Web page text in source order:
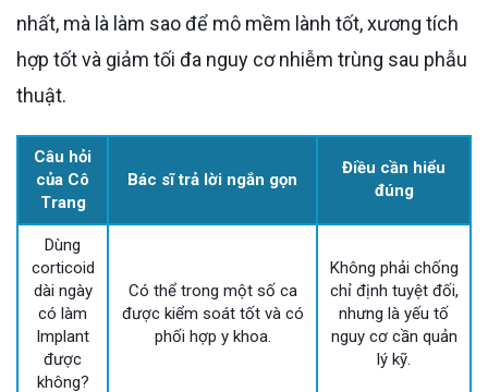
nhất, mà là làm sao để mô mềm lành tốt, xương tích
hợp tốt và giảm tối đa nguy cơ nhiễm trùng sau phẫu
thuật.
Câu hỏi
của Cô
Trang
Bác sĩ trả lời ngắn gọn
Điều cần hiểu
đúng
Dùng
corticoid
dài ngày
có làm
Implant
được
không?
Có thể trong một số ca
được kiểm soát tốt và có
phối hợp y khoa.
Không phải chống
chỉ định tuyệt đối,
nhưng là yếu tố
nguy cơ cần quản
lý kỹ.